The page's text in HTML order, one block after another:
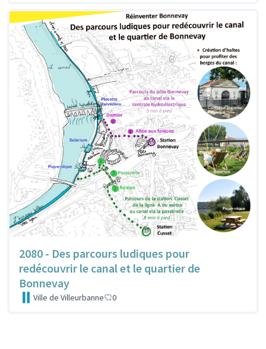
2080 - Des parcours ludiques pour
redécouvrir le canal et le quartier de
Bonnevay
Ville de Villeurbanne 0